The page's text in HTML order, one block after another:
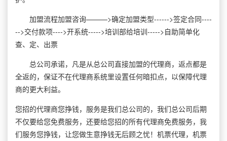
加盟流程加盟咨询———>确定加盟类型------>签定合同----
-->交付款项---->开系统----->培训部给培训----->自助简单化
查、定、出票
总公司承诺，凡是从总公司直接加盟的代理商，返点都是
全返的，保证不在代理商系统里设置任何暗扣点，以保障代理
商的更大利益。
您招的代理商您挣钱，服务是我们总公司的，我们总公司后期
不仅要给您免费服务，还要给您招的所有代理商免费服务，我
们服务您挣钱，让您做生意挣钱无后顾之忧！机票代理，机票